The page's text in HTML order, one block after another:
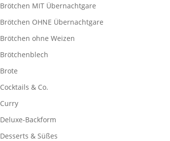
Brötchen MIT Übernachtgare
Brötchen OHNE Übernachtgare
Brötchen ohne Weizen
Brötchenblech
Brote
Cocktails & Co.
Curry
Deluxe-Backform
Desserts & Süßes